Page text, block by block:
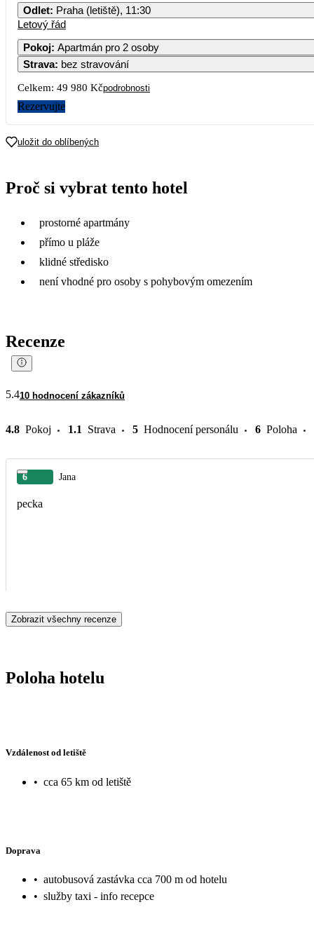
Odlet: Praha (letiště), 11:30
Letový řád
Pokoj: Apartmán pro 2 osoby
Strava: bez stravování
Celkem: 49 980 Kčpodrobnosti
Rezervujte
uložit do oblíbených
Proč si vybrat tento hotel
prostorné apartmány
přímo u pláže
klidné středisko
není vhodné pro osoby s pohybovým omezením
Recenze
5.410 hodnocení zákazníků
4.8 Pokoj 1.1 Strava 5 Hodnocení personálu 6 Poloha
6 Jana
pecka
Zobrazit všechny recenze
Poloha hotelu
Vzdálenost od letiště
• cca 65 km od letiště
Doprava
• autobusová zastávka cca 700 m od hotelu
• služby taxi - info recepce